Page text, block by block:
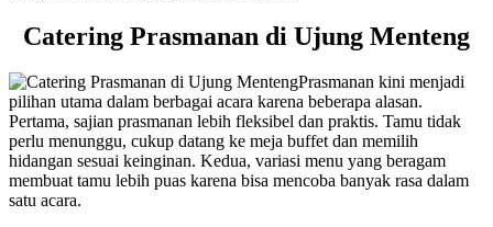
Catering Prasmanan di Ujung Menteng
Prasmanan kini menjadi
pilihan utama dalam berbagai acara karena beberapa alasan.
Pertama, sajian prasmanan lebih fleksibel dan praktis. Tamu tidak
perlu menunggu, cukup datang ke meja buffet dan memilih
hidangan sesuai keinginan. Kedua, variasi menu yang beragam
membuat tamu lebih puas karena bisa mencoba banyak rasa dalam
satu acara.